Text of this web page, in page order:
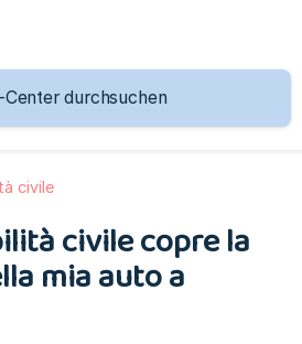
civile
civile copre la
mia auto a